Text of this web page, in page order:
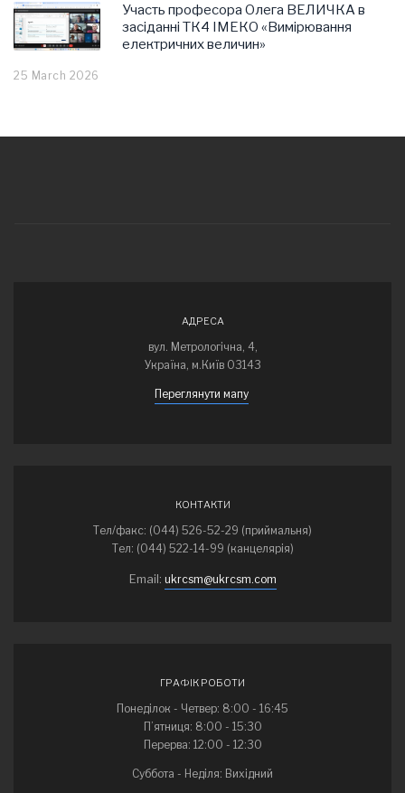
Участь професора Олега ВЕЛИЧКА в
засіданні ТК4 ІМЕКО «Вимірювання
електричних величин»
25 March 2026
АДРЕСА
вул. Метрологічна, 4,
Україна, м.Київ 03143
Переглянути мапу
КОНТАКТИ
Тел/факс: (044) 526-52-29 (приймальня)
Тел: (044) 522-14-99 (канцелярія)
Email: ukrcsm@ukrcsm.com
ГРАФІК РОБОТИ
Понеділок - Четвер: 8:00 - 16:45
П’ятниця: 8:00 - 15:30
Перерва: 12:00 - 12:30
Суббота - Неділя: Вихідний